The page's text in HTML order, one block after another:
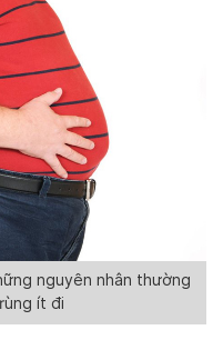
nguyên nhân thường
ít đi